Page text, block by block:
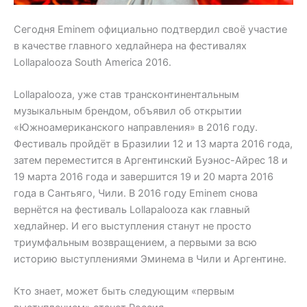
Сегодня Eminem официально подтвердил своё участие
в качестве главного хедлайнера на фестивалях
Lollapalooza South America 2016.
Lollapalooza, уже став трансконтинентальным
музыкальным брендом, объявил об открытии
«Южноамериканского направления» в 2016 году.
Фестиваль пройдёт в Бразилии 12 и 13 марта 2016 года,
затем переместится в Аргентинский Буэнос-Айрес 18 и
19 марта 2016 года и завершится 19 и 20 марта 2016
года в Сантьяго, Чили. В 2016 году Eminem снова
вернётся на фестиваль Lollapalooza как главный
хедлайнер. И его выступления станут не просто
триумфальным возвращением, а первыми за всю
историю выступлениями Эминема в Чили и Аргентине.
Кто знает, может быть следующим «первым